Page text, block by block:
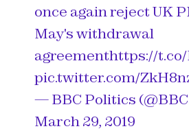
once again reject UK
May's withdrawal
agreementhttps://t.co/
pic.twitter.com/
— BBC Politics
March 29, 2019